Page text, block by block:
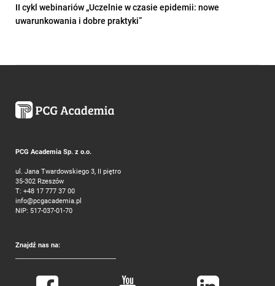
II cykl webinariów „Uczelnie w czasie epidemii: nowe
uwarunkowania i dobre praktyki”
PCG Academia Sp. z o.o.
ul. Jana Twardowskiego 3, II piętro
35-302 Rzeszów
T: +48 17 777 37 00
info@pcgacademia.pl
NIP: 517-037-01-70
Znajdź nas na: